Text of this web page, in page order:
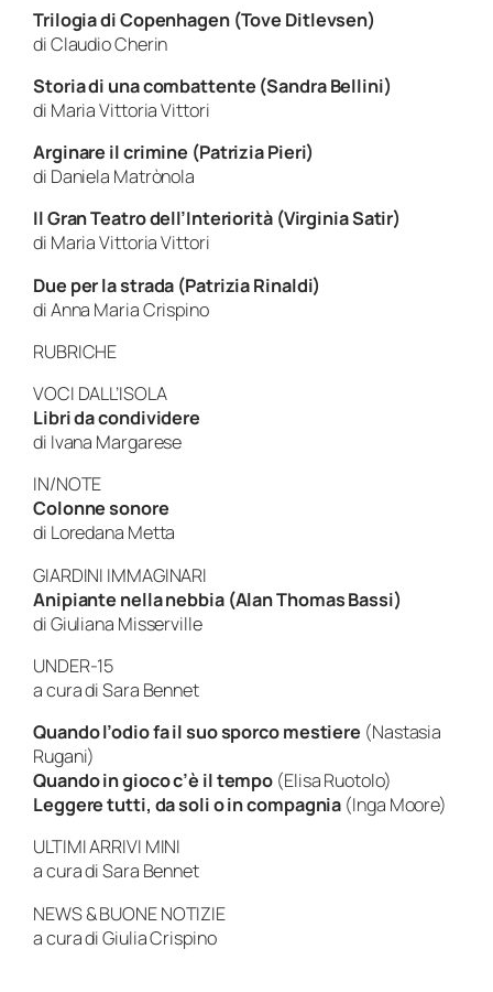
Trilogia di Copenhagen (Tove Ditlevsen)
di Claudio Cherin
Storia di una combattente (Sandra Bellini)
di Maria Vittoria Vittori
Arginare il crimine (Patrizia Pieri)
di Daniela Matrònola
Il Gran Teatro dell’Interiorità (Virginia Satir)
di Maria Vittoria Vittori
Due per la strada (Patrizia Rinaldi)
di Anna Maria Crispino
RUBRICHE
VOCI DALL’ISOLA
Libri da condividere
di Ivana Margarese
IN/NOTE
Colonne sonore
di Loredana Metta
GIARDINI IMMAGINARI
Anipiante nella nebbia (Alan Thomas Bassi)
di Giuliana Misserville
UNDER-15
a cura di Sara Bennet
Quando l’odio fa il suo sporco mestiere (Nastasia
Rugani)
Quando in gioco c’è il tempo (Elisa Ruotolo)
Leggere tutti, da soli o in compagnia (Inga Moore)
ULTIMI ARRIVI MINI
a cura di Sara Bennet
NEWS & BUONE NOTIZIE
a cura di Giulia Crispino